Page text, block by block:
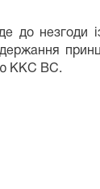
до незгоди
ККС ВС.